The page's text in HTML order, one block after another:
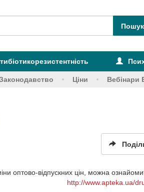
Ціни Вебінари
оптово-відпускних цін, можна
http://www.apteka.ua/